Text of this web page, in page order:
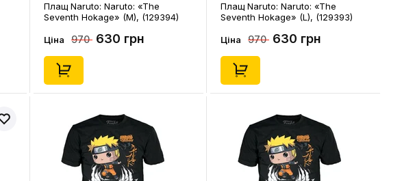
Плащ Naruto: Naruto: «The
Seventh Hokage» (M), (129394)
Ціна 970 630 грн
Плащ Naruto: Naruto: «The
Seventh Hokage» (L), (129393)
Ціна 970 630 грн